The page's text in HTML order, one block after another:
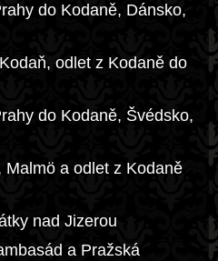
do Kodaně, Dánsko,
odlet z Kodaně do
do Kodaně, Švédsko,
a odlet z Kodaně
nad Jizerou
a Pražská